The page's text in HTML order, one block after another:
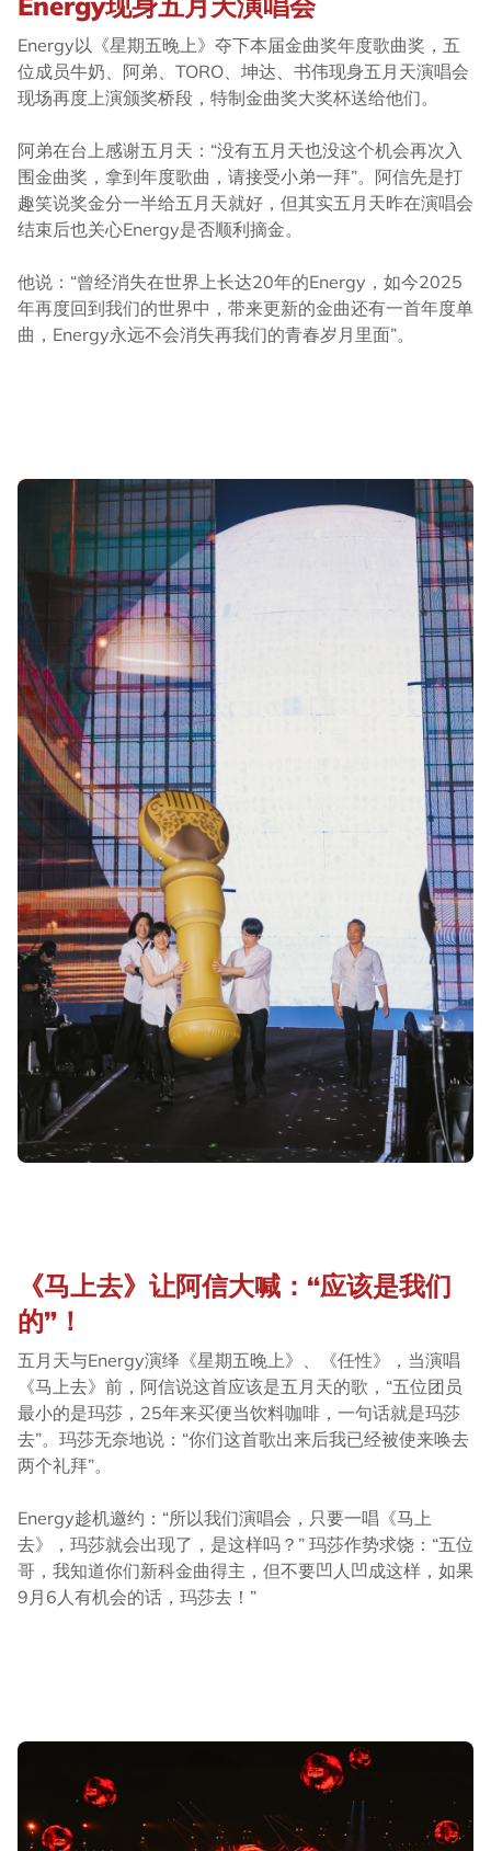
Energy以《星期五晚上》夺下本届金曲奖年度歌曲奖，五
位成员牛奶、阿弟、TORO、坤达、书伟现身五月天演唱会
现场再度上演颁奖桥段，特制金曲奖大奖杯送给他们。
阿弟在台上感谢五月天：“没有五月天也没这个机会再次入
围金曲奖，拿到年度歌曲，请接受小弟一拜”。阿信先是打
趣笑说奖金分一半给五月天就好，但其实五月天昨在演唱会
结束后也关心Energy是否顺利摘金。
他说：“曾经消失在世界上长达20年的Energy，如今2025
年再度回到我们的世界中，带来更新的金曲还有一首年度单
曲，Energy永远不会消失再我们的青春岁月里面”。
《马上去》让阿信大喊：“应该是我们
的”！
五月天与Energy演绎《星期五晚上》、《任性》，当演唱
《马上去》前，阿信说这首应该是五月天的歌，“五位团员
最小的是玛莎，25年来买便当饮料咖啡，一句话就是玛莎
去”。玛莎无奈地说：“你们这首歌出来后我已经被使来唤去
两个礼拜”。
Energy趁机邀约：“所以我们演唱会，只要一唱《马上
去》，玛莎就会出现了，是这样吗？” 玛莎作势求饶：“五位
哥，我知道你们新科金曲得主，但不要凹人凹成这样，如果
9月6人有机会的话，玛莎去！”